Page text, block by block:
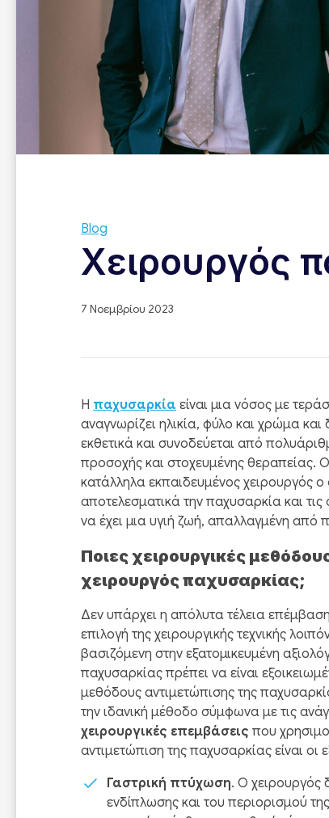
Blog
Χειρουργός
7 Νοεμβρίου 2023
Η παχυσαρκία είναι μια νόσος με
αναγνωρίζει ηλικία, φύλο και χρώμα και
εκθετικά και συνοδεύεται από
προσοχής και στοχευμένης θεραπείας.
κατάλληλα εκπαιδευμένος χειρουργός
αποτελεσματικά την παχυσαρκία και
να έχει μια υγιή ζωή, απαλλαγμένη από
Ποιες χειρουργικές
χειρουργός παχυσαρκίας;
Δεν υπάρχει η απόλυτα τέλεια
επιλογή της χειρουργικής τεχνικής
βασιζόμενη στην εξατομικευμένη
παχυσαρκίας πρέπει να είναι
μεθόδους αντιμετώπισης της
την ιδανική μέθοδο σύμφωνα με τις
χειρουργικές επεμβάσεις που
αντιμετώπιση της παχυσαρκίας είναι οι
Γαστρική πτύχωση. Ο χειρουργός
ενδίπλωσης και του περιορισμού